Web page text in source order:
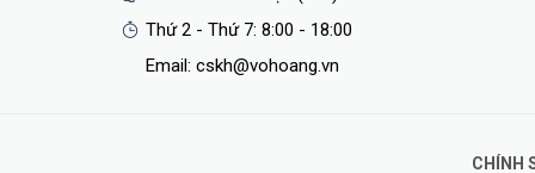
Thứ 2 - Thứ 7: 8:00 - 18:00
Email: cskh@vohoang.vn
CHÍNH